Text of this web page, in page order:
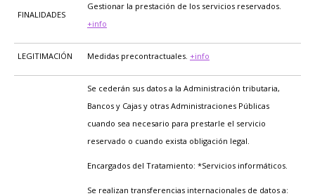
FINALIDADES
Gestionar la prestación de los servicios reservados.
+info
LEGITIMACIÓN Medidas precontractuales. +info
Se cederán sus datos a la Administración tributaria,
Bancos y Cajas y otras Administraciones Públicas
cuando sea necesario para prestarle el servicio
reservado o cuando exista obligación legal.
Encargados del Tratamiento: *Servicios informáticos.
Se realizan transferencias internacionales de datos a: